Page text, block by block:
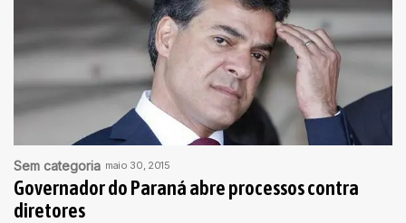
Sem categoria maio 30, 2015
Governador do Paraná abre processos contra
diretores